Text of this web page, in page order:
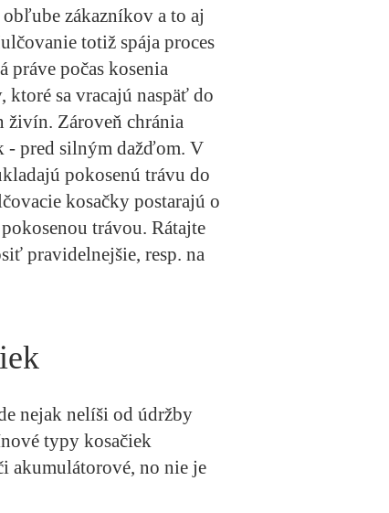
zákazníkov a to aj
totiž spája proces
počas kosenia
sa vracajú naspäť do
živín. Zároveň chránia
- pred silným dažďom. V
pokosenú trávu do
kosačky postarajú o
trávou. Rátajte
pravidelnejšie, resp. na
nejak nelíši od údržby
typy kosačiek
akumulátorové, no nie je